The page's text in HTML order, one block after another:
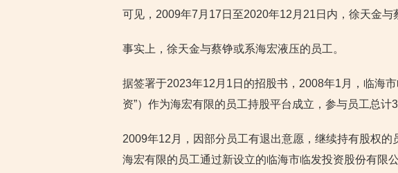
可见，2009年7月17日至2020年12月21日内，徐天金与
事实上，徐天金与蔡铮或系海宏液压的员工。
据签署于2023年12月1日的招股书，2008年1月，临海
资”）作为海宏有限的员工持股平台成立，参与员工总计
2009年12月，因部分员工有退出意愿，继续持有股权的
海宏有限的员工通过新设立的临海市临发投资股份有限